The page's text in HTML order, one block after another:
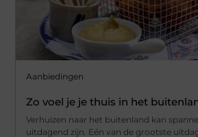
Aanbiedingen
Zo voel je je thuis in het
Verhuizen naar het buitenland kan
uitdagend zijn. Eén van de grootste